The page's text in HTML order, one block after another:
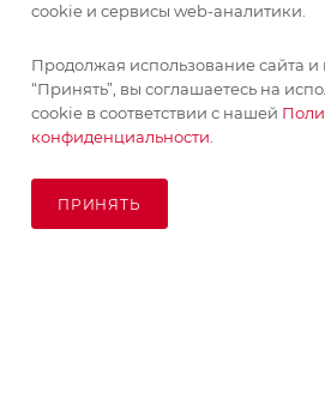
cookie и сервисы web-аналитики.
Продолжая использование сайта
“Принять”, вы соглашаетесь на
cookie в соответствии с нашей
конфиденциальности.
ПРИНЯТЬ